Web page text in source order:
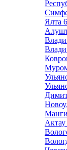
Ялта 6
Актау